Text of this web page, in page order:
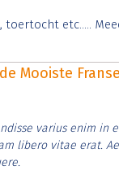
etc.....
Mooiste
varius enim in
libero vitae erat.